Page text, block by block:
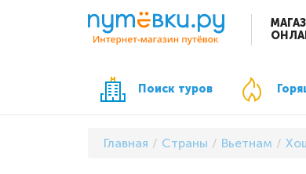
Поиск туров
Главная Страны Вьетнам